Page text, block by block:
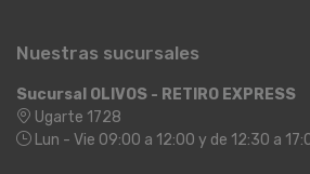
Nuestras sucursales
Sucursal OLIVOS - RETIRO EXPRESS
Ugarte 1728
Lun - Vie 09:00 a 12:00 y de 12:30 a